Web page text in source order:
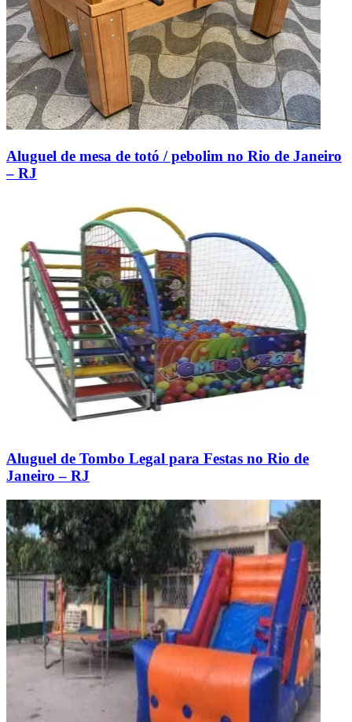
Aluguel de mesa de totó / pebolim no Rio de Janeiro
– RJ
Aluguel de Tombo Legal para Festas no Rio de
Janeiro – RJ